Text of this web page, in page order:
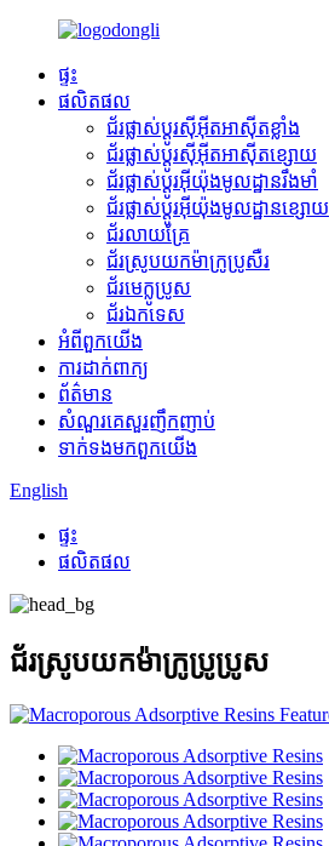
ផ្ទះ
ផលិតផល
ជ័រផ្លាស់ប្តូរស៊ីអ៊ីតអាស៊ីតខ្លាំង
ជ័រផ្លាស់ប្តូរស៊ីអ៊ីតអាស៊ីតខ្សោយ
ជ័រផ្លាស់ប្តូរអ៊ីយ៉ុងមូលដ្ឋានរឹងមាំ
ជ័រផ្លាស់ប្តូរអ៊ីយ៉ុងមូលដ្ឋានខ្សោយ
ជ័រលាយគ្រែ
ជ័រស្រូបយកម៉ាក្រូប្រូសឺរ
ជ័រមេក្លូប្រូស
ជ័រឯកទេស
អំពី​ពួក​យើង
ការដាក់ពាក្យ
ព័ត៌មាន
សំណួរគេសួរញឹកញាប់
ទាក់ទង​មក​ពួក​យើង
English
ផ្ទះ
ផលិតផល
ជ័រស្រូបយកម៉ាក្រូប្រូប្រូស